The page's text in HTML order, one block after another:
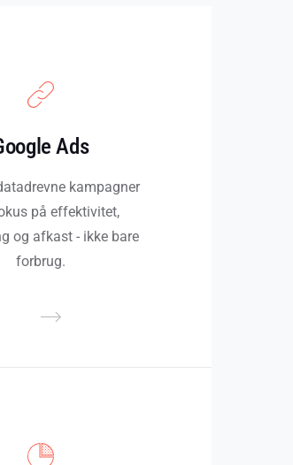
Ads
kampagner
på effektivitet,
og afkast - ikke bare
forbrug.